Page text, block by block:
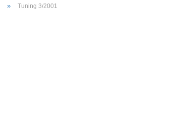
» Tuning 3/2001